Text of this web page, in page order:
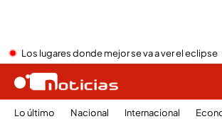
Los lugares donde mejor se va a ver el eclipse
Lo último Nacional Internacional